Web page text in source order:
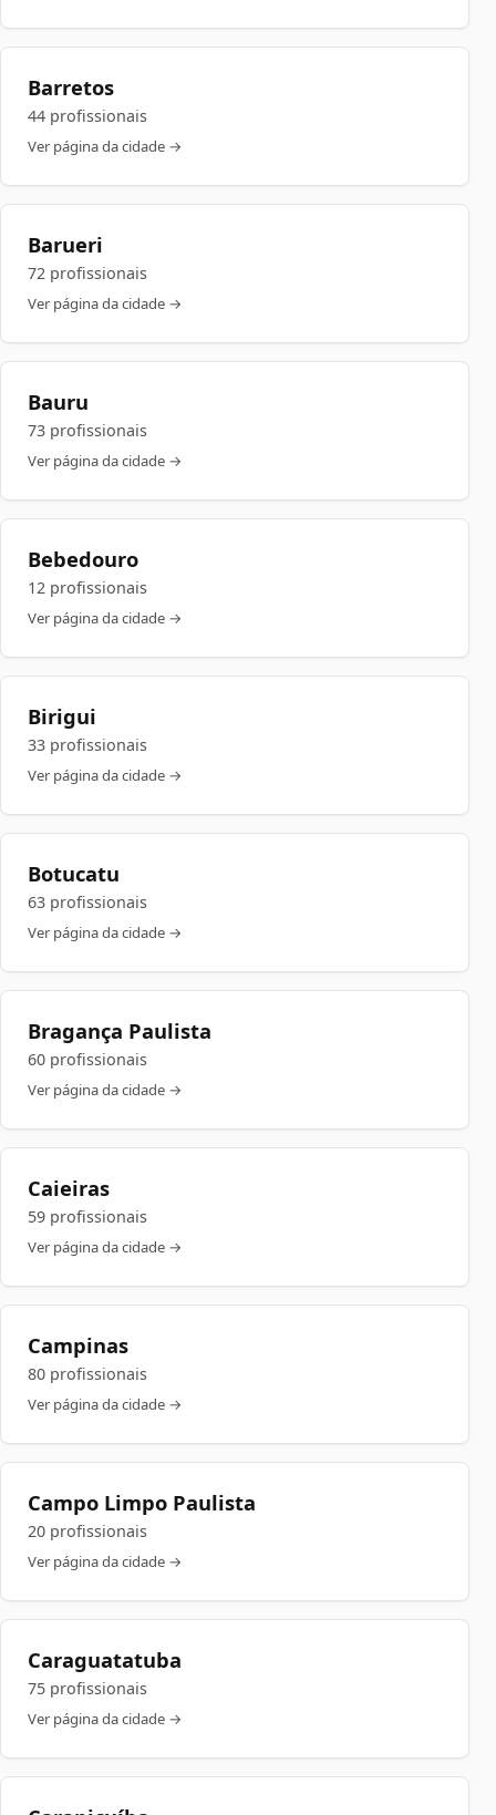
Barretos
44 profissionais
Ver página da cidade →
Barueri
72 profissionais
Ver página da cidade →
Bauru
73 profissionais
Ver página da cidade →
Bebedouro
12 profissionais
Ver página da cidade →
Birigui
33 profissionais
Ver página da cidade →
Botucatu
63 profissionais
Ver página da cidade →
Bragança Paulista
60 profissionais
Ver página da cidade →
Caieiras
59 profissionais
Ver página da cidade →
Campinas
80 profissionais
Ver página da cidade →
Campo Limpo Paulista
20 profissionais
Ver página da cidade →
Caraguatatuba
75 profissionais
Ver página da cidade →